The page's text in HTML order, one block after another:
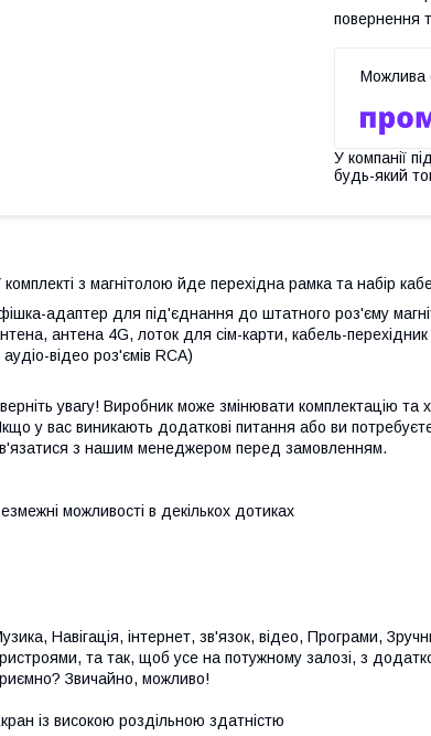
повернення
У компанії
будь-який
комплекті з магнітолою йде перехідна рамка та набір
адаптер для під'єднання до штатного роз'єму
антена 4G, лоток для сім-карти, кабель-
аудіо-відео роз'ємів RCA)
увагу! Виробник може змінювати комплектацію
у вас виникають додаткові питання або ви
з нашим менеджером перед замовленням.
можливості в декількох дотиках
Навігація, інтернет, зв'язок, відео, Програми,
та так, щоб усе на потужному залозі, з
Звичайно, можливо!
із високою роздільною здатністю